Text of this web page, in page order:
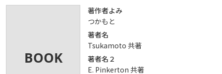
著作者よみ
つかもと
著者名
Tsukamoto 共著
著者名２
E. Pinkerton 共著